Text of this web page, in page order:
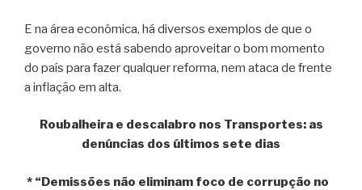
E na área econômica, há diversos exemplos de que o
governo não está sabendo aproveitar o bom momento
do país para fazer qualquer reforma, nem ataca de frente
a inflação em alta.
Roubalheira e descalabro nos Transportes: as
denúncias dos últimos sete dias
* “Demissões não eliminam foco de corrupção no